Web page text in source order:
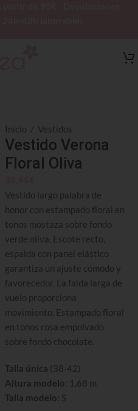
48h laborables
Inicio / Vestidos
Vestido Verona
Floral Oliva
Vestido largo palabra de
honor con estampado floral en
tonos mostaza sobre fondo
verde oliva. Escote recto,
espalda con panel elástico
garantiza un ajuste cómodo y
favorecedor. La falda larga de
vuelo proporciona
movimiento. Estampado floral
en tonos rosa empolvado
sobre fondo chocolate.
Talla única (38-42)
Altura modelo : 1,68 m
Talla modelo : S